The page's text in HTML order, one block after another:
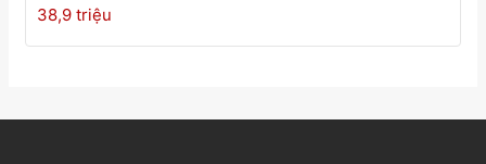
38,9 triệu